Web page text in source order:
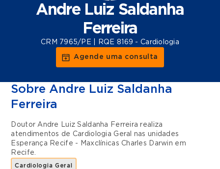
Andre Luiz Saldanha
Ferreira
CRM 7965/PE | RQE 8169 - Cardiologia
Agende uma consulta
Sobre Andre Luiz Saldanha
Ferreira
Doutor Andre Luiz Saldanha Ferreira realiza
atendimentos de Cardiologia Geral
nas unidades
Esperança Recife - Maxclínicas Charles Darwin em
Recife.
Cardiologia Geral